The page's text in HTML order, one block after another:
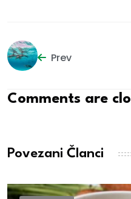
Prev
Comments are
Povezani Članci